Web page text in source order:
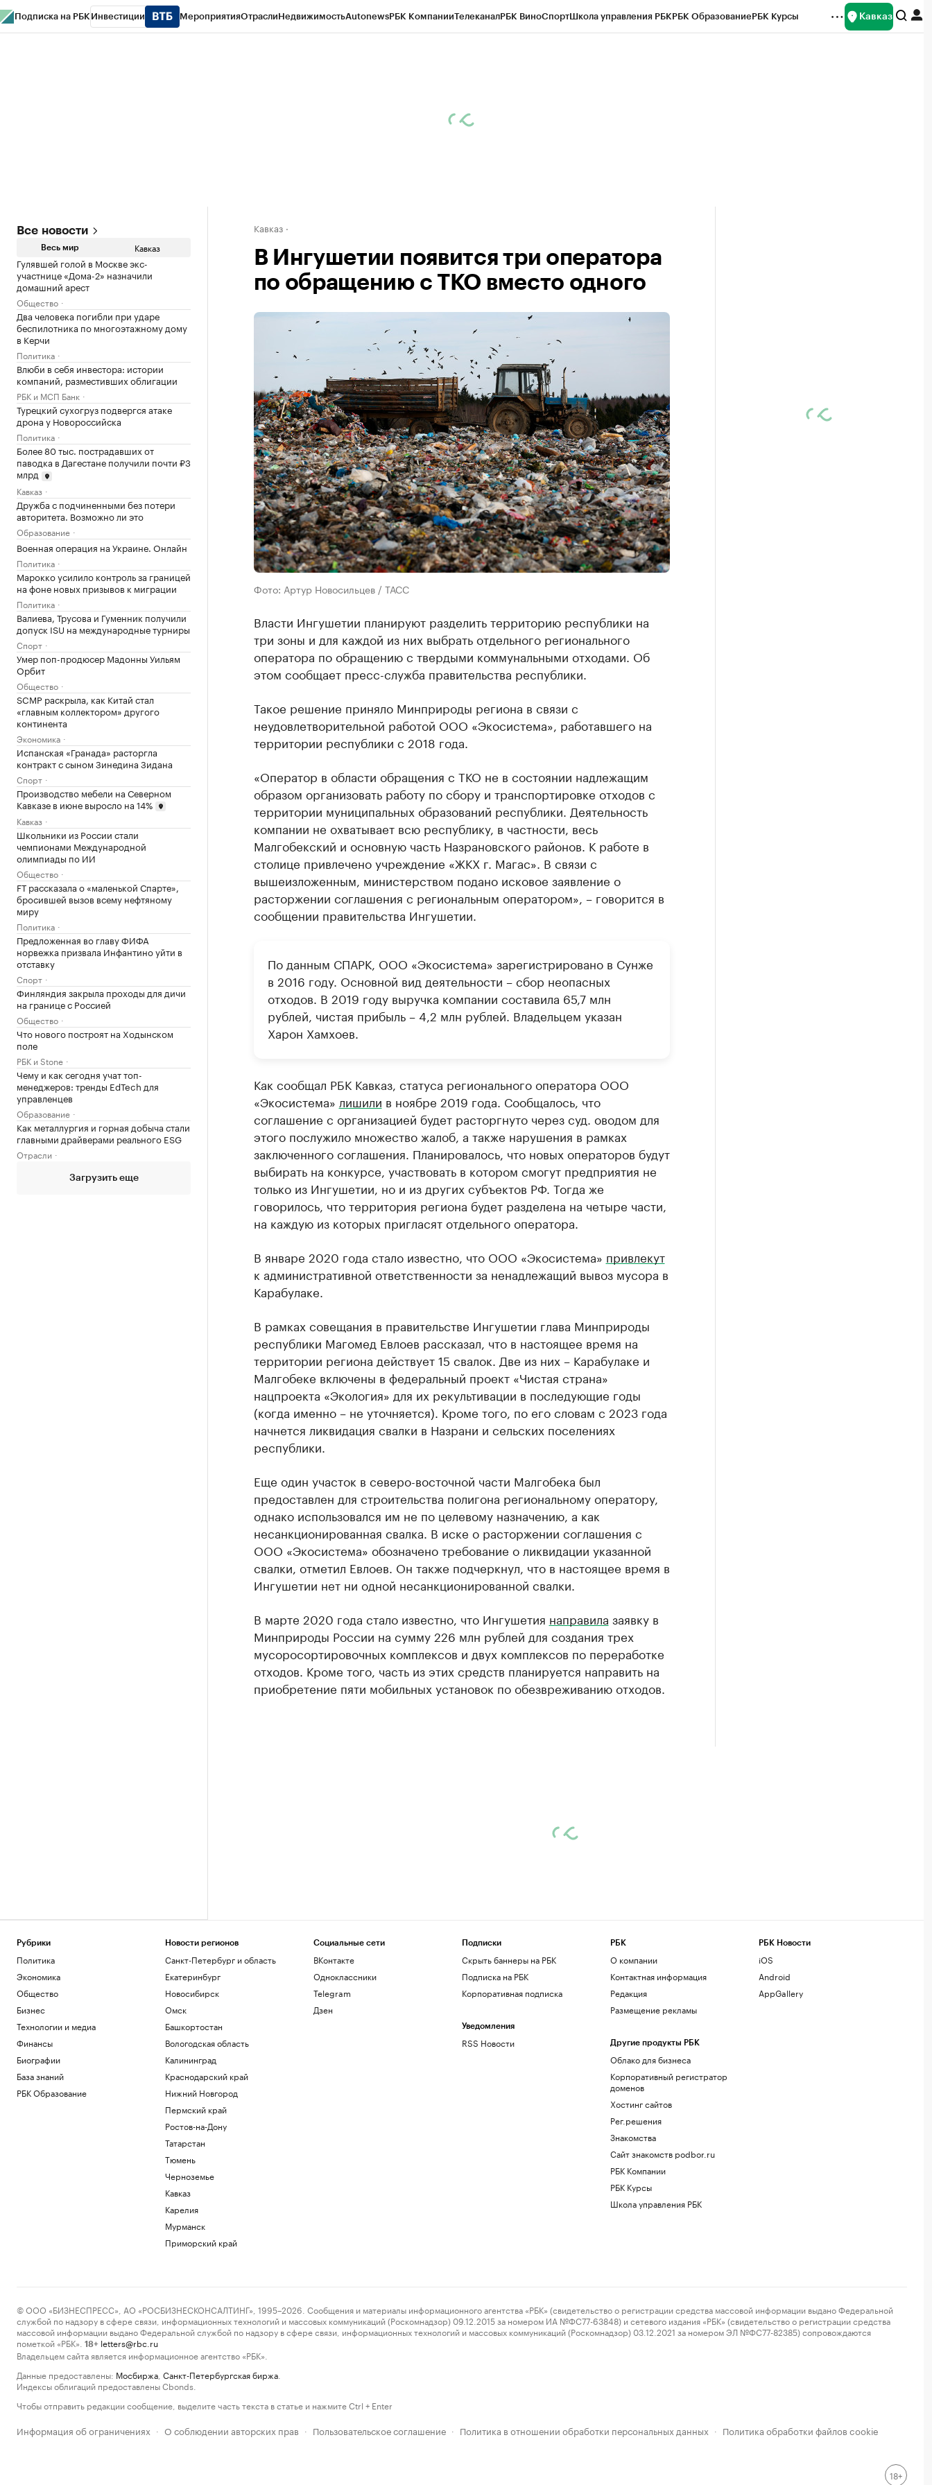
Подписка на РБК Инвестиции МероприятияОтраслиНедвижимостьAutonewsРБК КомпанииТелеканалРБК ВиноСпортШкола управления РБКРБК ОбразованиеРБК Курсы Кавказ
Все новости
Весь мир Кавказ
Гулявшей голой в Москве экс-
участнице «Дома-2» назначили
домашний арест
Общество
Два человека погибли при ударе
беспилотника по многоэтажному дому
в Керчи
Политика
Влюби в себя инвестора: истории
компаний, разместивших облигации
РБК и МСП Банк
Турецкий сухогруз подвергся атаке
дрона у Новороссийска
Политика
Более 80 тыс. пострадавших от
паводка в Дагестане получили почти ₽3
млрд
Кавказ
Дружба с подчиненными без потери
авторитета. Возможно ли это
Образование
Военная операция на Украине. Онлайн
Политика
Марокко усилило контроль за границей
на фоне новых призывов к миграции
Политика
Валиева, Трусова и Гуменник получили
допуск ISU на международные турниры
Спорт
Умер поп-продюсер Мадонны Уильям
Орбит
Общество
SCMP раскрыла, как Китай стал
«главным коллектором» другого
континента
Экономика
Испанская «Гранада» расторгла
контракт с сыном Зинедина Зидана
Спорт
Производство мебели на Северном
Кавказе в июне выросло на 14%
Кавказ
Школьники из России стали
чемпионами Международной
олимпиады по ИИ
Общество
FT рассказала о «маленькой Спарте»,
бросившей вызов всему нефтяному
миру
Политика
Предложенная во главу ФИФА
норвежка призвала Инфантино уйти в
отставку
Спорт
Финляндия закрыла проходы для дичи
на границе с Россией
Общество
Что нового построят на Ходынском
поле
РБК и Stone
Чему и как сегодня учат топ-
менеджеров: тренды EdTech для
управленцев
Образование
Как металлургия и горная добыча стали
главными драйверами реального ESG
Отрасли
Загрузить еще
Кавказ
В Ингушетии появится три оператора
по обращению с ТКО вместо одного
Фото: Артур Новосильцев / ТАСС
Власти Ингушетии планируют разделить территорию республики на
три зоны и для каждой из них выбрать отдельного регионального
оператора по обращению с твердыми коммунальными отходами. Об
этом сообщает пресс-служба правительства республики.
Такое решение приняло Минприроды региона в связи с
неудовлетворительной работой ООО «Экосистема», работавшего на
территории республики с 2018 года.
«Оператор в области обращения с ТКО не в состоянии надлежащим
образом организовать работу по сбору и транспортировке отходов с
территории муниципальных образований республики. Деятельность
компании не охватывает всю республику, в частности, весь
Малгобекский и основную часть Назрановского районов. К работе в
столице привлечено учреждение «ЖКХ г. Магас». В связи с
вышеизложенным, министерством подано исковое заявление о
расторжении соглашения с региональным оператором», – говорится в
сообщении правительства Ингушетии.
По данным СПАРК, ООО «Экосистема» зарегистрировано в Сунже
в 2016 году. Основной вид деятельности – сбор неопасных
отходов. В 2019 году выручка компании составила 65,7 млн
рублей, чистая прибыль – 4,2 млн рублей. Владельцем указан
Харон Хамхоев.
Как сообщал РБК Кавказ, статуса регионального оператора ООО
«Экосистема» лишили в ноябре 2019 года. Сообщалось, что
соглашение с организацией будет расторгнуто через суд. оводом для
этого послужило множество жалоб, а также нарушения в рамках
заключенного соглашения. Планировалось, что новых операторов будут
выбирать на конкурсе, участвовать в котором смогут предприятия не
только из Ингушетии, но и из других субъектов РФ. Тогда же
говорилось, что территория региона будет разделена на четыре части,
на каждую из которых пригласят отдельного оператора.
В январе 2020 года стало известно, что ООО «Экосистема» привлекут
к административной ответственности за ненадлежащий вывоз мусора в
Карабулаке.
В рамках совещания в правительстве Ингушетии глава Минприроды
республики Магомед Евлоев рассказал, что в настоящее время на
территории региона действует 15 свалок. Две из них – Карабулаке и
Малгобеке включены в федеральный проект «Чистая страна»
нацпроекта «Экология» для их рекультивации в последующие годы
(когда именно – не уточняется). Кроме того, по его словам с 2023 года
начнется ликвидация свалки в Назрани и сельских поселениях
республики.
Еще один участок в северо-восточной части Малгобека был
предоставлен для строительства полигона региональному оператору,
однако использовался им не по целевому назначению, а как
несанкционированная свалка. В иске о расторжении соглашения с
ООО «Экосистема» обозначено требование о ликвидации указанной
свалки, отметил Евлоев. Он также подчеркнул, что в настоящее время в
Ингушетии нет ни одной несанкционированной свалки.
В марте 2020 года стало известно, что Ингушетия направила заявку в
Минприроды России на сумму 226 млн рублей для создания трех
мусоросортировочных комплексов и двух комплексов по переработке
отходов. Кроме того, часть из этих средств планируется направить на
приобретение пяти мобильных установок по обезвреживанию отходов.
Рубрики
Политика
Экономика
Общество
Бизнес
Технологии и медиа
Финансы
Биографии
База знаний
РБК Образование
Новости регионов
Санкт-Петербург и область
Екатеринбург
Новосибирск
Омск
Башкортостан
Вологодская область
Калининград
Краснодарский край
Нижний Новгород
Пермский край
Ростов-на-Дону
Татарстан
Тюмень
Черноземье
Кавказ
Карелия
Мурманск
Приморский край
Социальные сети
ВКонтакте
Одноклассники
Telegram
Дзен
Подписки
Скрыть баннеры на РБК
Подписка на РБК
Корпоративная подписка
Уведомления
RSS Новости
РБК
О компании
Контактная информация
Редакция
Размещение рекламы
Другие продукты РБК
Облако для бизнеса
Корпоративный регистратор
доменов
Хостинг сайтов
Рег.решения
Знакомства
Сайт знакомств podbor.ru
РБК Компании
РБК Курсы
Школа управления РБК
РБК Новости
iOS
Android
AppGallery
© ООО «БИЗНЕСПРЕСС», АО «РОСБИЗНЕСКОНСАЛТИНГ», 1995–2026. Сообщения и материалы информационного агентства «РБК» (свидетельство о регистрации средства массовой информации выдано Федеральной
службой по надзору в сфере связи, информационных технологий и массовых коммуникаций (Роскомнадзор) 09.12.2015 за номером ИА №ФС77-63848) и сетевого издания «РБК» (свидетельство о регистрации средства
массовой информации выдано Федеральной службой по надзору в сфере связи, информационных технологий и массовых коммуникаций (Роскомнадзор) 03.12.2021 за номером ЭЛ №ФС77-82385) сопровождаются
пометкой «РБК».
18+ letters@rbc.ru
Владельцем сайта является информационное агентство «РБК».
Данные предоставлены: Мосбиржа Санкт-Петербургская биржа
Индексы облигаций предоставлены Cbonds.
Чтобы отправить редакции сообщение, выделите часть текста в статье и нажмите Ctrl + Enter
Информация об ограничениях · О соблюдении авторских прав · Пользовательское соглашение · Политика в отношении обработки персональных данных · Политика обработки файлов cookie
18+